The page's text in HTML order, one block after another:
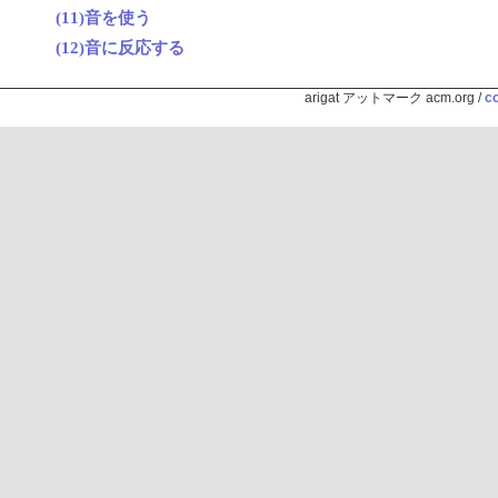
(11)音を使う
(12)音に反応する
arigat アットマーク acm.org /